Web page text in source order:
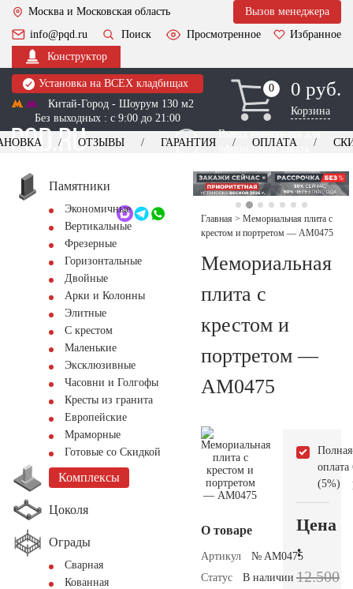
Москва и Московская область
Вызов менеджера
info@pqd.ru
Поиск Просмотренное
Избранное
Конструктор
Установка на ВСЕХ кладбищах
Китай-Город - Шоурум 130 м2
Без выходных : с 9:00 до 21:00
0
0 0 руб.
Корзина
Выезд менеджера для
оформления заказа
+7 (495) 518-44-23
Обратный звонок
ОТЗЫВЫ ГАРАНТИЯ ОПЛАТА
Памятники
Экономичные
Вертикальные
Фрезерные
Горизонтальные
Двойные
Арки и Колонны
Элитные
С крестом
Маленькие
Эксклюзивные
Часовни и Голгофы
Кресты из гранита
Европейские
Мраморные
Готовые со Скидкой
Комплексы
Цоколя
Ограды
Сварная
Кованная
Главная > Мемориальная плита с
крестом и портретом — AM0475
Мемориальная
плита с
крестом и
портретом —
AM0475
О товаре
Артикул
№ AM0475
Статус
В наличии
Полная
оплата
(5%)
Цена
:
12.500